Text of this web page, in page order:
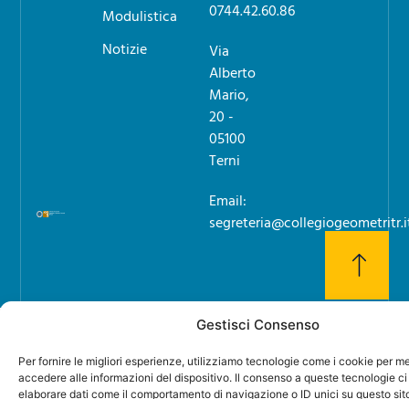
Gestisci Consenso
Per fornire le migliori esperienze, utilizziamo tecnologie come i cookie per
accedere alle informazioni del dispositivo. Il consenso a queste tecnologie
elaborare dati come il comportamento di navigazione o ID unici su questo
Modulistica
Notizie
0744.42.60.86
Via
Alberto
Mario,
20 -
05100
Terni
Email: